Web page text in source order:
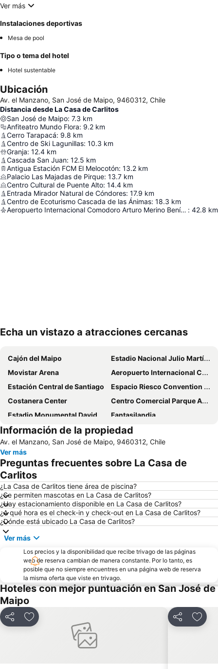
Ver más
Instalaciones deportivas
Mesa de pool
Tipo o tema del hotel
Hotel sustentable
Ubicación
Av. el Manzano, San José de Maipo, 9460312, Chile
Distancia desde La Casa de Carlitos
San José de Maipo: 7.3 km
Anfiteatro Mundo Flora: 9.2 km
Cerro Tarapacá: 9.8 km
Centro de Ski Lagunillas: 10.3 km
Granja: 12.4 km
Cascada San Juan: 12.5 km
Antigua Estación FCM El Melocotón: 13.2 km
Palacio Las Majadas de Pirque: 13.7 km
Centro Cultural de Puente Alto: 14.4 km
Entrada Mirador Natural de Cóndores: 17.9 km
Centro de Ecoturismo Cascada de las Ánimas: 18.3 km
Aeropuerto Internacional Comodoro Arturo Merino Benítez : 42.8 km
Echa un vistazo a atracciones cercanas
Cajón del Maipo
Estadio Nacional Julio Martínez Prádanos
Movistar Arena
Aeropuerto Internacional Comodoro Arturo Merino Benítez
Estación Central de Santiago
Espacio Riesco Convention Center
Costanera Center
Centro Comercial Parque Arauco
Estadio Monumental David Arellano
Fantasilandia
Festival Internacional Providencia Jazz
Barrio Lastarria
San Carlos de Apoquindo
Santa Laura Stadium
Templo Votivo de Maipu
Metro de Santiago
Barrio Bellavista
Hipodromo Chile
Valle Nevado
Torre Entel
Universidad de Chile
La Moneda Palace
Plaza Egaña
Plaza Pedro de Valdivia
Portal la Dehesa
Cerro Santa Lucía
Nuestra Señora de la Divina Providencia
Pueblito de Los Dominicos
Cerro El Plomo
El Colorado
Casa Piedra Centro de Eventos
Cerro San Cristóbal
Centro Cultural Palacio de La Moneda
Parque Bustamante
Parque Balmaceda
Plaza de Armas
Lollapalooza Chile
Información de la propiedad
Av. el Manzano, San José de Maipo, 9460312, Chile
Ver más
Preguntas frecuentes sobre La Casa de
Carlitos
¿La Casa de Carlitos tiene área de piscina?
¿Se permiten mascotas en La Casa de Carlitos?
¿Hay estacionamiento disponible en La Casa de Carlitos?
¿A qué hora es el check-in y check-out en La Casa de Carlitos?
¿Dónde está ubicado La Casa de Carlitos?
Ver más
Los precios y la disponibilidad que recibe trivago de las páginas
web de reserva cambian de manera constante. Por lo tanto, es
posible que no siempre encuentres en una página web de reserva
la misma oferta que viste en trivago.
Hoteles con mejor puntuación en San José de
Maipo
CompartirAgregar a favoritos Compartir